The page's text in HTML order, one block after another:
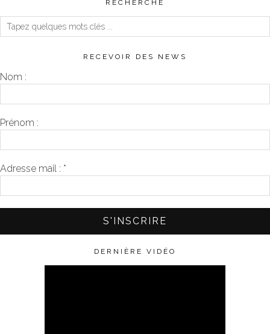
RECHERCHE
RECEVOIR DES NEWS
Nom :
Prénom :
Adresse mail : *
DERNIÈRE VIDÉO